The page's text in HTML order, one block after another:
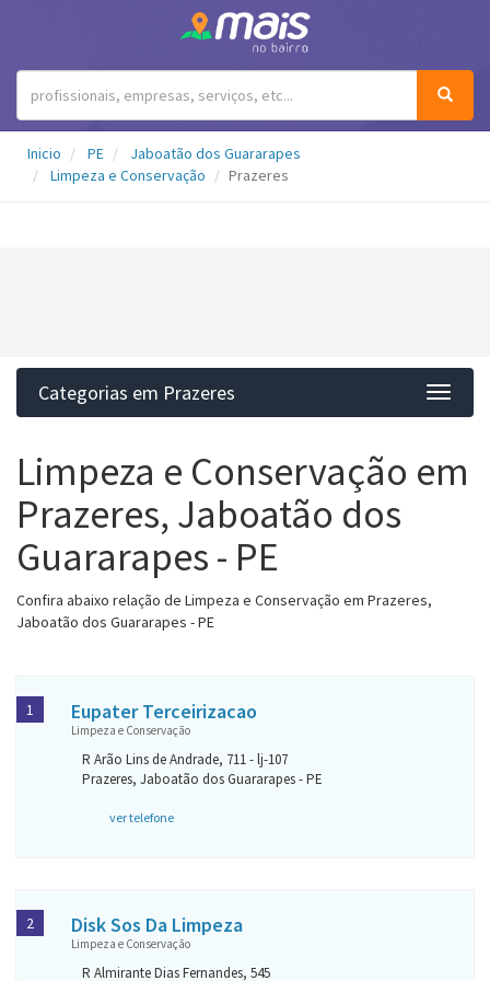
Inicio PE
Jaboatão dos Guararapes
Limpeza e Conservação
Prazeres
Categorias em Prazeres
Limpeza e Conservação em
Prazeres, Jaboatão dos
Guararapes - PE
Confira abaixo relação de Limpeza e Conservação em Prazeres,
Jaboatão dos Guararapes - PE
Eupater Terceirizacao
Limpeza e Conservação
R Arão Lins de Andrade, 711 - lj-107
Prazeres, Jaboatão dos Guararapes - PE
ver telefone
1
Disk Sos Da Limpeza
Limpeza e Conservação
R Almirante Dias Fernandes, 545
2